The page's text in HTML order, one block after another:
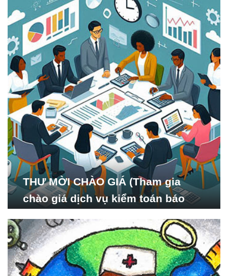
viết
THƯ MỜI CHÀO GIÁ (Tham gia
chào giá dịch vụ kiểm toán báo
Nghiên cứu Phát triển Xã
hội_ISDS)